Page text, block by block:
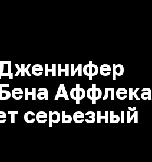
Аффлека
серьезный